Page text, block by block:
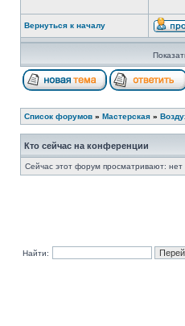
Вернуться к началу
Список форумов » Мастерская »
Кто сейчас на конференции
Сейчас этот форум просматривают: нет
Найти: